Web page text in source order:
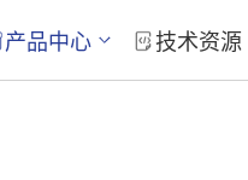
产品中心 技术资源